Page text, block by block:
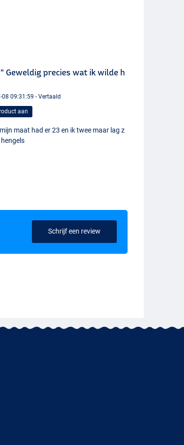
" Geweldig precies wat ik wilde h
08 09:31:59 - Vertaald
aan
maat had er 23 en ik twee maar lag z
Schrijf een review